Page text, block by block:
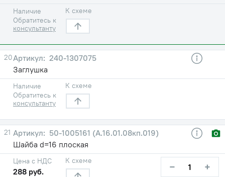
Наличие
Обратитесь к
консультанту
К схеме
20
240-1307075
Заглушка
Наличие
Обратитесь к
консультанту
К схеме
21
50-1005161 (А.16.01.08кп.019)
Шайба d=16 плоская
Цена с НДС
288 руб.
К схеме − +